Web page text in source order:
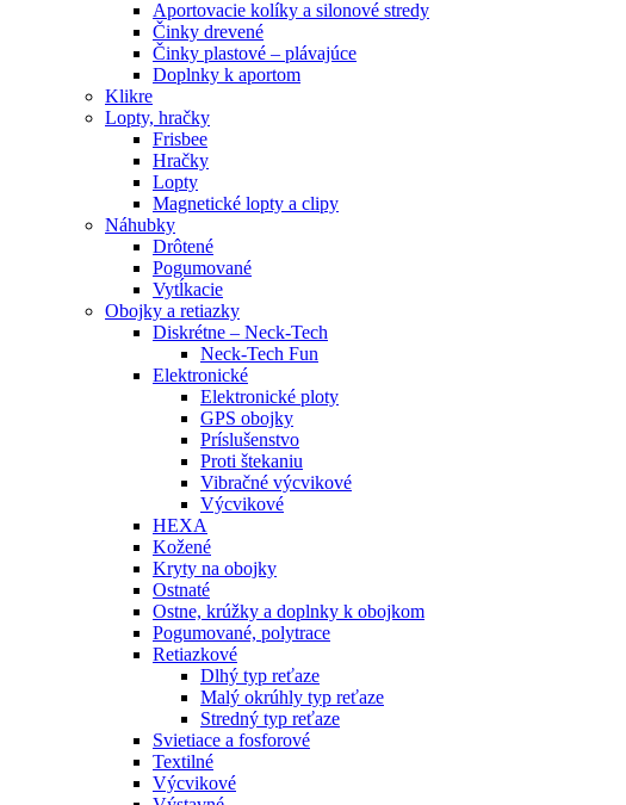
Aportovacie kolíky a silonové stredy
Činky drevené
Činky plastové – plávajúce
Doplnky k aportom
Klikre
Lopty, hračky
Frisbee
Hračky
Lopty
Magnetické lopty a clipy
Náhubky
Drôtené
Pogumované
Vytĺkacie
Obojky a retiazky
Diskrétne – Neck-Tech
Neck-Tech Fun
Elektronické
Elektronické ploty
GPS obojky
Príslušenstvo
Proti štekaniu
Vibračné výcvikové
Výcvikové
HEXA
Kožené
Kryty na obojky
Ostnaté
Ostne, krúžky a doplnky k obojkom
Pogumované, polytrace
Retiazkové
Dlhý typ reťaze
Malý okrúhly typ reťaze
Stredný typ reťaze
Svietiace a fosforové
Textilné
Výcvikové